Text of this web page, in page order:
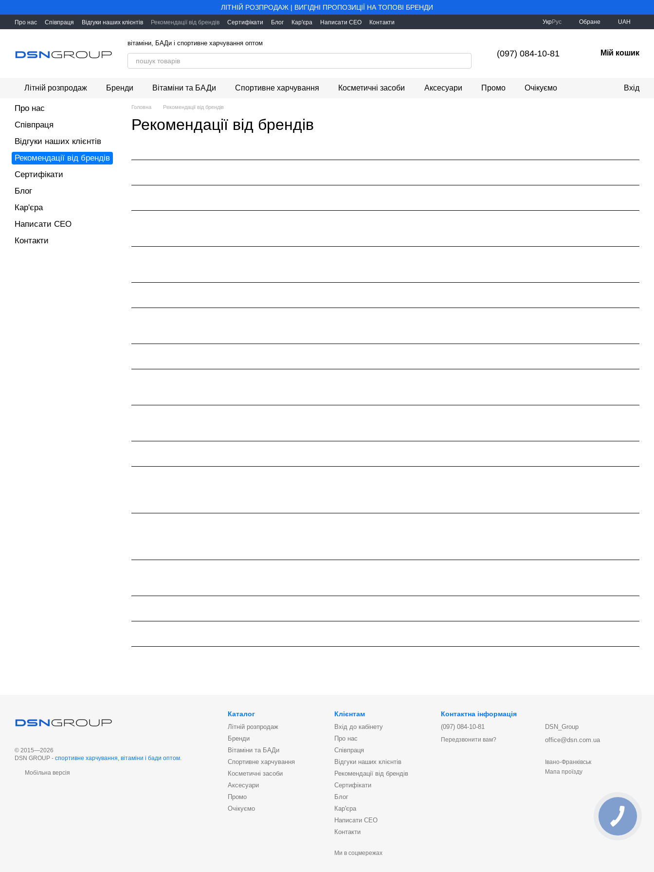
ЛІТНІЙ РОЗПРОДАЖ | ВИГІДНІ ПРОПОЗИЦІЇ НА ТОПОВІ БРЕНДИ
Про нас Співпраця Відгуки наших клієнтів Рекомендації від брендів Сертифікати Блог Кар'єра Написати CEO Контакти УкрРус Обране UAH
вітаміни, БАДи і cпортивне харчування оптом
(097) 084-10-81 Мій кошик
Літній розпродаж Бренди Вітаміни та БАДи Спортивне харчування Косметичні засоби Аксесуари Промо Очікуємо Вхід
Головна Рекомендації від брендів
Рекомендації від брендів
Про нас
Співпраця
Відгуки наших клієнтів
Рекомендації від брендів
Сертифікати
Блог
Кар'єра
Написати CEO
Контакти
© 2015—2026
DSN GROUP - cпортивне харчування, вітаміни і бади оптом.
Мобільна версія
Каталог
Літній розпродаж
Бренди
Вітаміни та БАДи
Спортивне харчування
Косметичні засоби
Аксесуари
Промо
Очікуємо
Клієнтам
Вхід до кабінету
Про нас
Співпраця
Відгуки наших клієнтів
Рекомендації від брендів
Сертифікати
Блог
Кар'єра
Написати CEO
Контакти
Ми в соцмережах
Контактна інформація
(097) 084-10-81
Передзвонити вам?
DSN_Group
office@dsn.com.ua
Івано-Франківськ
Мапа проїзду